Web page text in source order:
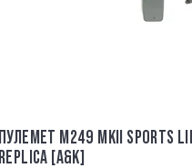
ПУЛЕМЕТ M249 MKII SPORTS
REPLICA [A&K]